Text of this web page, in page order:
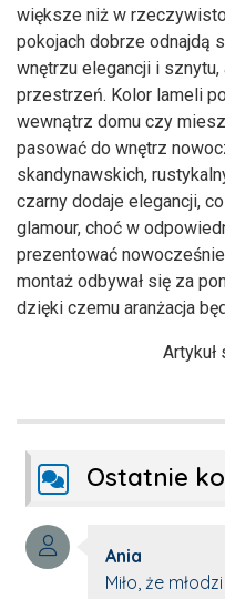
większe niż w
pokojach dobrze odnajdą
wnętrzu elegancji i
przestrzeń. Kolor lameli
wewnątrz domu czy
pasować do wnętrz
skandynawskich,
czarny dodaje elegancji,
glamour, choć w
prezentować
montaż odbywał się za
dzięki czemu aranżacja
Artykuł
Ostatnie
Autor
Ania
Treść
Miło, że